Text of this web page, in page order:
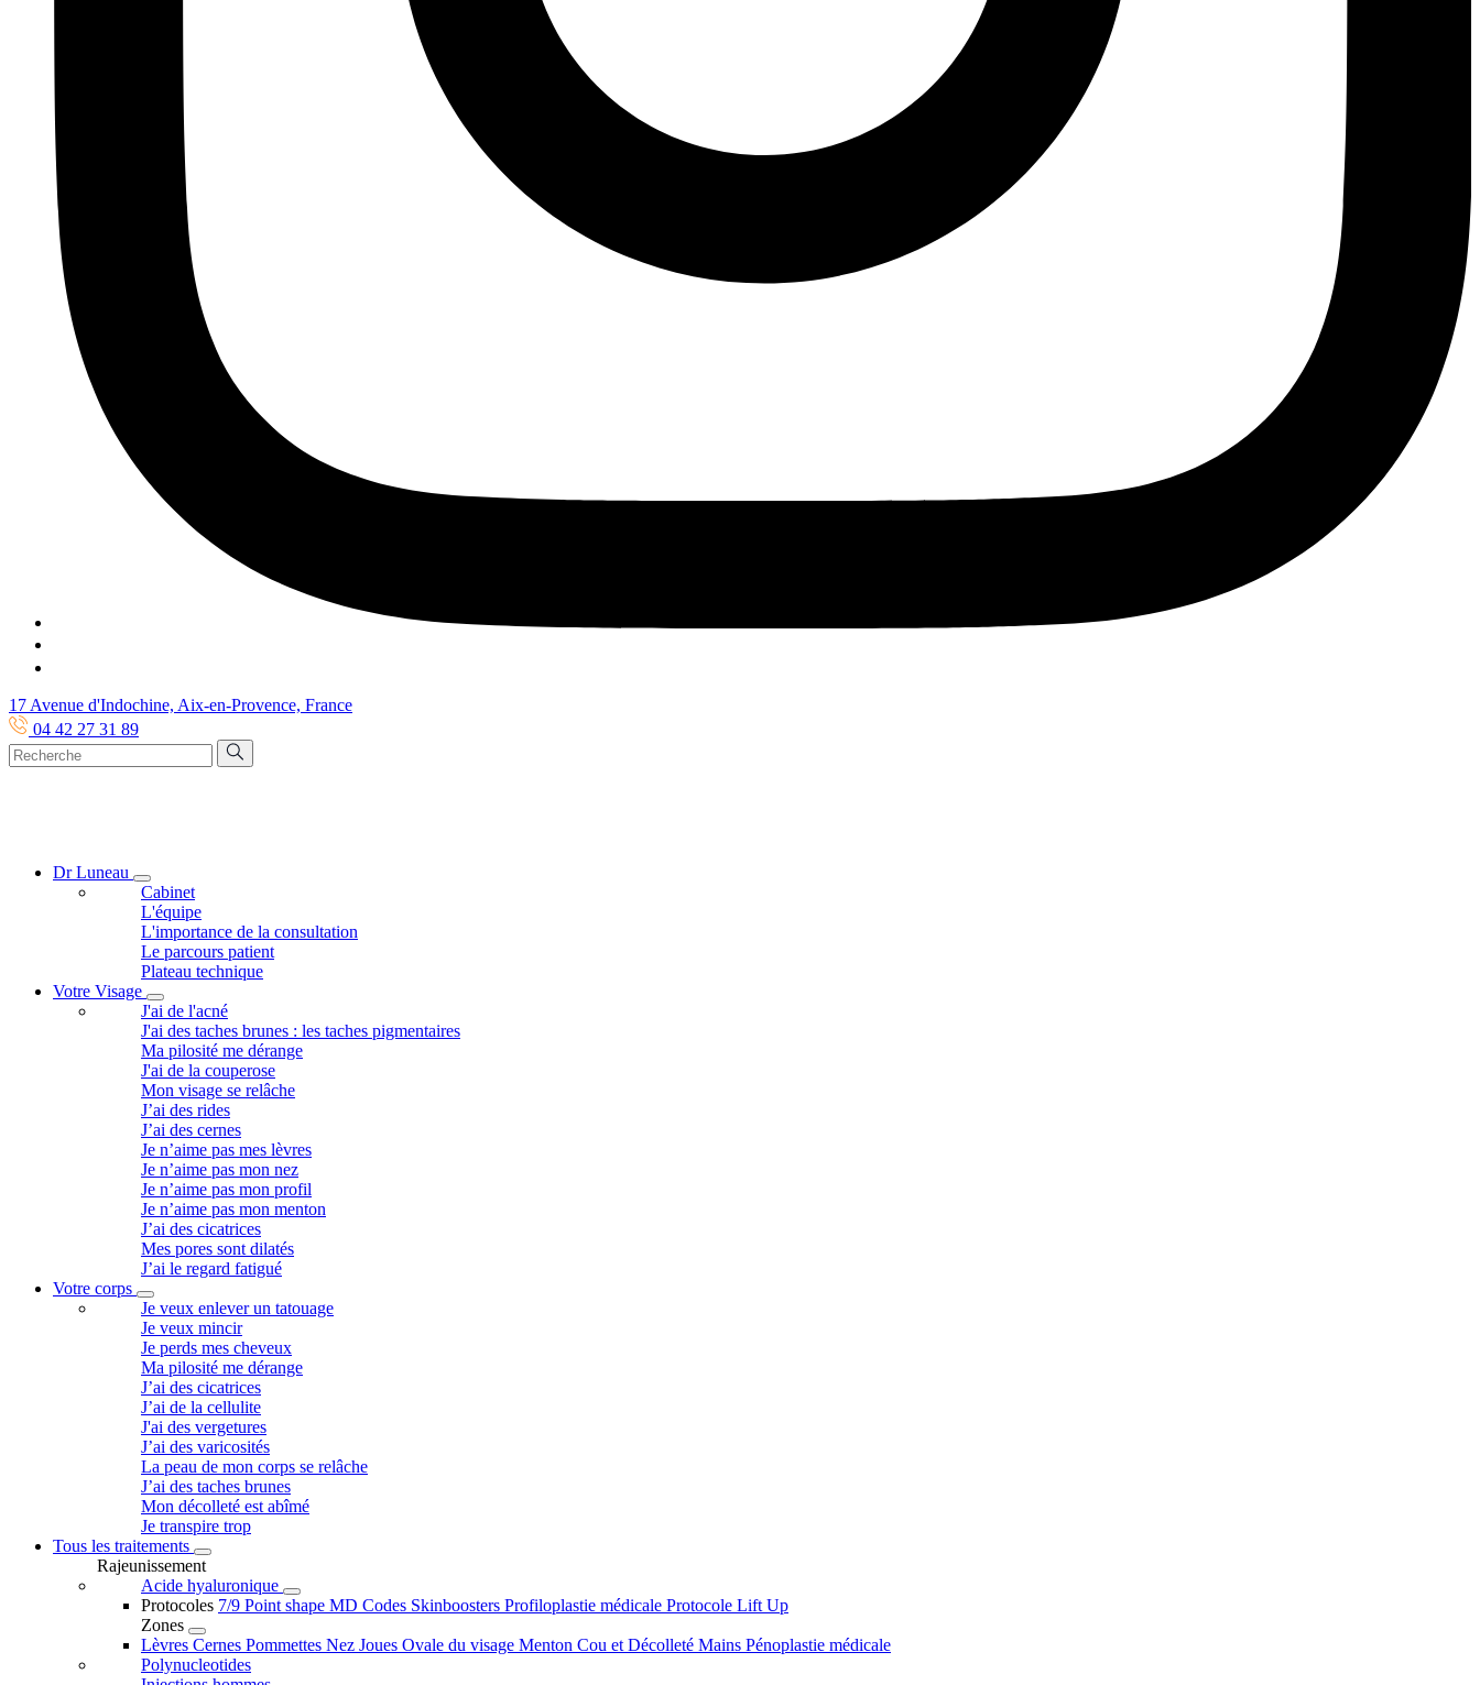
17 Avenue d'Indochine, Aix-en-Provence, France
04 42 27 31 89
Dr Luneau
Cabinet
L'équipe
L'importance de la consultation
Le parcours patient
Plateau technique
Votre Visage
J'ai de l'acné
J'ai des taches brunes : les taches pigmentaires
Ma pilosité me dérange
J'ai de la couperose
Mon visage se relâche
J’ai des rides
J’ai des cernes
Je n’aime pas mes lèvres
Je n’aime pas mon nez
Je n’aime pas mon profil
Je n’aime pas mon menton
J’ai des cicatrices
Mes pores sont dilatés
J’ai le regard fatigué
Votre corps
Je veux enlever un tatouage
Je veux mincir
Je perds mes cheveux
Ma pilosité me dérange
J’ai des cicatrices
J’ai de la cellulite
J'ai des vergetures
J’ai des varicosités
La peau de mon corps se relâche
J’ai des taches brunes
Mon décolleté est abîmé
Je transpire trop
Tous les traitements
Rajeunissement
Acide hyaluronique
Protocoles 7/9 Point shape MD Codes Skinboosters Profiloplastie médicale Protocole Lift Up
Zones
Lèvres Cernes Pommettes Nez Joues Ovale du visage Menton Cou et Décolleté Mains Pénoplastie médicale
Polynucleotides